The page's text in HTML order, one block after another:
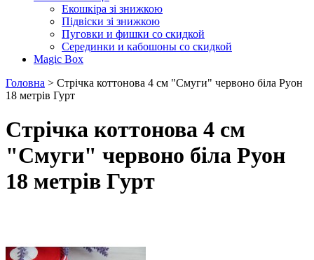
Екошкіра зі знижкою
Підвіски зі знижкою
Пуговки и фишки со скидкой
Серединки и кабошоны со скидкой
Magic Box
Головна > Стрічка коттонова 4 см "Смуги" червоно біла Руон
18 метрів Гурт
Стрічка коттонова 4 см
"Смуги" червоно біла Руон
18 метрів Гурт